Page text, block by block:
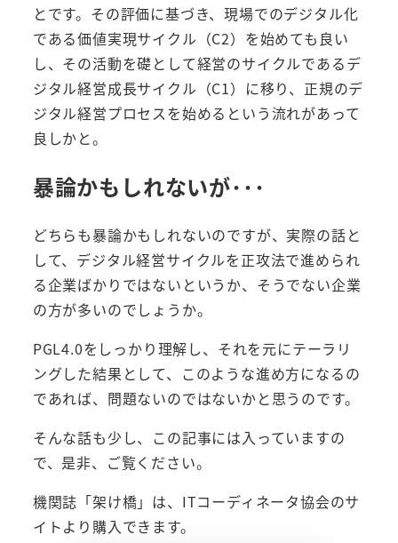
とです。その評価に基づき、現場でのデジタル化
である価値実現サイクル（C2）を始めても良い
し、その活動を礎として経営のサイクルであるデ
ジタル経営成長サイクル（C1）に移り、正規のデ
ジタル経営プロセスを始めるという流れがあって
良しかと。
暴論かもしれないが･･･
どちらも暴論かもしれないのですが、実際の話と
して、デジタル経営サイクルを正攻法で進められ
る企業ばかりではないというか、そうでない企業
の方が多いのでしょうか。
PGL4.0をしっかり理解し、それを元にテーラリ
ングした結果として、このような進め方になるの
であれば、問題ないのではないかと思うのです。
そんな話も少し、この記事には入っていますの
で、是非、ご覧ください。
機関誌「架け橋」は、ITコーディネータ協会のサ
イトより購入できます。